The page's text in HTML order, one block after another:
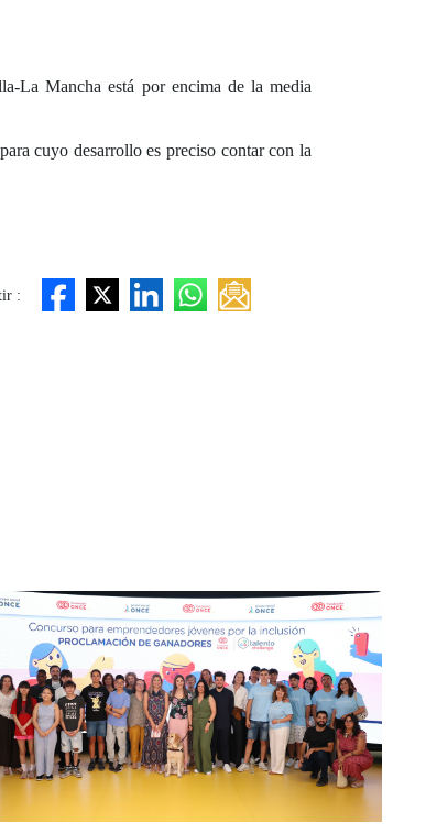
La Mancha está por encima de la media
cuyo desarrollo es preciso contar con la
: